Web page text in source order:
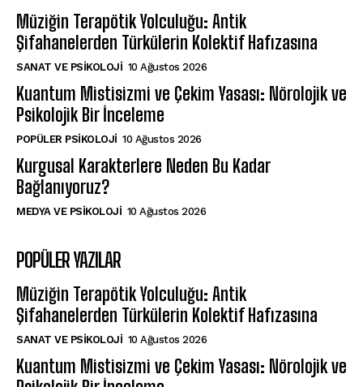
Müziğin Terapötik Yolculuğu: Antik
Şifahanelerden Türkülerin Kolektif Hafızasına
SANAT VE PSIKOLOJI 10 Ağustos 2026
Kuantum Mistisizmi ve Çekim Yasası: Nörolojik ve
Psikolojik Bir İnceleme
POPÜLER PSIKOLOJI 10 Ağustos 2026
Kurgusal Karakterlere Neden Bu Kadar
Bağlanıyoruz?
MEDYA VE PSIKOLOJI 10 Ağustos 2026
POPÜLER YAZILAR
Müziğin Terapötik Yolculuğu: Antik
Şifahanelerden Türkülerin Kolektif Hafızasına
SANAT VE PSIKOLOJI 10 Ağustos 2026
Kuantum Mistisizmi ve Çekim Yasası: Nörolojik ve